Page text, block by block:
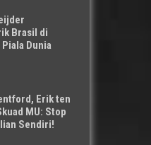
Brasil di
Dunia
Erik ten
MU: Stop
Sendiri!